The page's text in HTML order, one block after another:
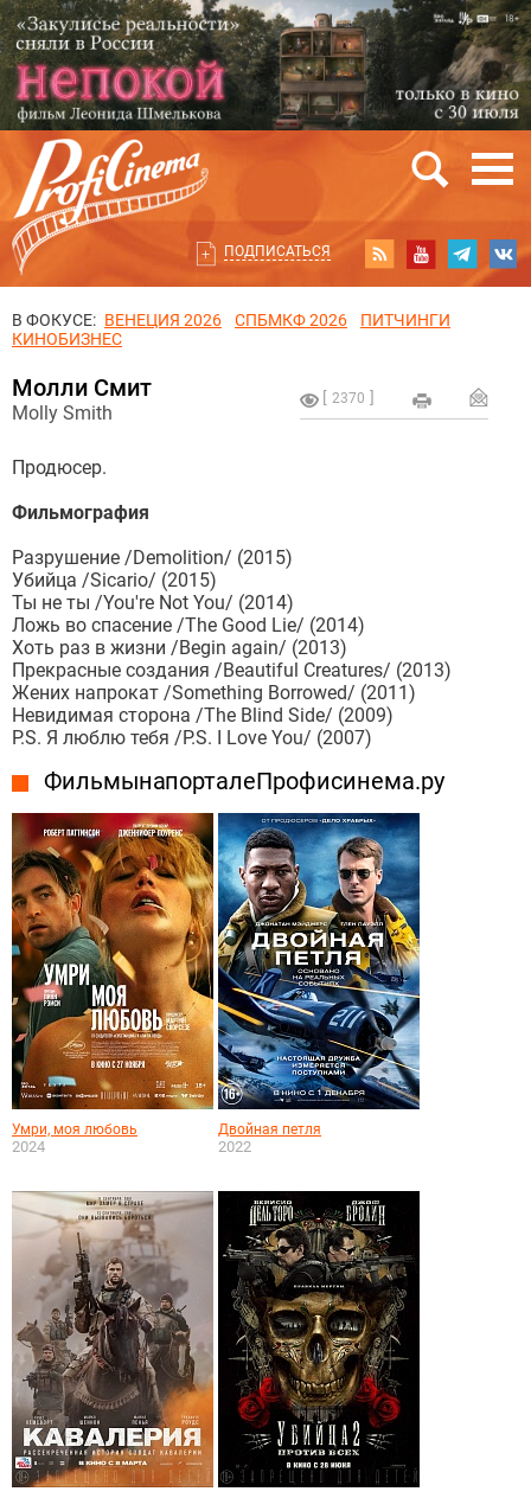
ПОДПИСАТЬСЯ
В ФОКУСЕ: ВЕНЕЦИЯ 2026 СПБМКФ 2026
ПИТЧИНГИ
КИНОБИЗНЕС
2370
Молли Смит
Molly Smith
Продюсер.
Фильмография
Разрушение /Demolition/ (2015)
Убийца /Sicario/ (2015)
Ты не ты /You're Not You/ (2014)
Ложь во спасение /The Good Lie/ (2014)
Хоть раз в жизни /Begin again/ (2013)
Прекрасные создания /Beautiful Creatures/ (2013)
Жених напрокат /Something Borrowed/ (2011)
Невидимая сторона /The Blind Side/ (2009)
P.S. Я люблю тебя /P.S. I Love You/ (2007)
Фильмы на портале Профисинема.ру
Умри, моя любовь
2024
Двойная петля
2022